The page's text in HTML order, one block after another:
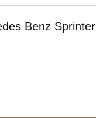
Benz Sprinter